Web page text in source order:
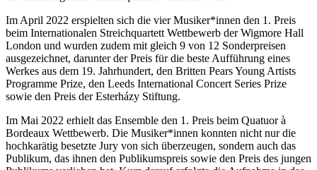
Im April 2022 erspielten sich die vier Musiker*innen den 1. Preis
beim Internationalen Streichquartett Wettbewerb der Wigmore Hall
London und wurden zudem mit gleich 9 von 12 Sonderpreisen
ausgezeichnet, darunter der Preis für die beste Aufführung eines
Werkes aus dem 19. Jahrhundert, den Britten Pears Young Artists
Programme Prize, den Leeds International Concert Series Prize
sowie den Preis der Esterházy Stiftung.
Im Mai 2022 erhielt das Ensemble den 1. Preis beim Quatuor à
Bordeaux Wettbewerb. Die Musiker*innen konnten nicht nur die
hochkarätig besetzte Jury von sich überzeugen, sondern auch das
Publikum, das ihnen den Publikumspreis sowie den Preis des jungen